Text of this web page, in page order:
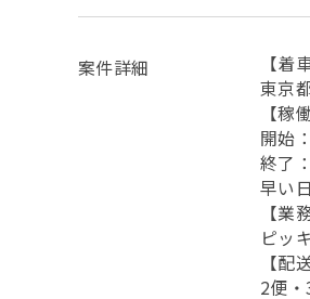
案件詳細
【着
東京
【稼
開始
終了
早い
【業
ピッ
【配
2便